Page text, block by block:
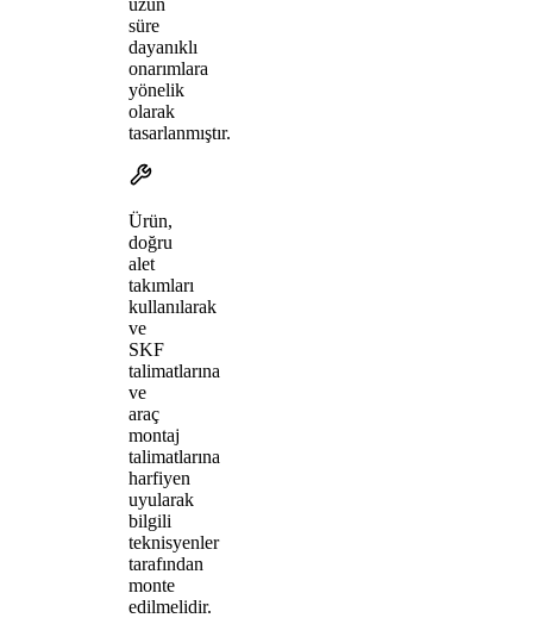
süre
dayanıklı
onarımlara
yönelik
olarak
tasarlanmıştır.
Ürün,
doğru
alet
takımları
kullanılarak
ve
SKF
talimatlarına
ve
araç
montaj
talimatlarına
harfiyen
uyularak
bilgili
teknisyenler
tarafından
monte
edilmelidir.